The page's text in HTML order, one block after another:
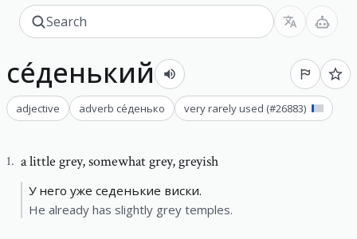
се́денький
adjective adverb се́денько very rarely used (#26883)
1. a little grey,somewhat grey, greyish
У него уже седенькие виски.
He already has slightly grey temples.